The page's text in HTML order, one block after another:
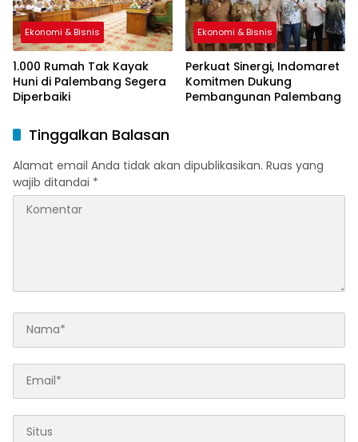
Ekonomi & Bisnis
1.000 Rumah Tak Kayak
Huni di Palembang Segera
Diperbaiki
Ekonomi & Bisnis
Perkuat Sinergi, Indomaret
Komitmen Dukung
Pembangunan Palembang
Tinggalkan Balasan
Alamat email Anda tidak akan dipublikasikan. Ruas yang
wajib ditandai *